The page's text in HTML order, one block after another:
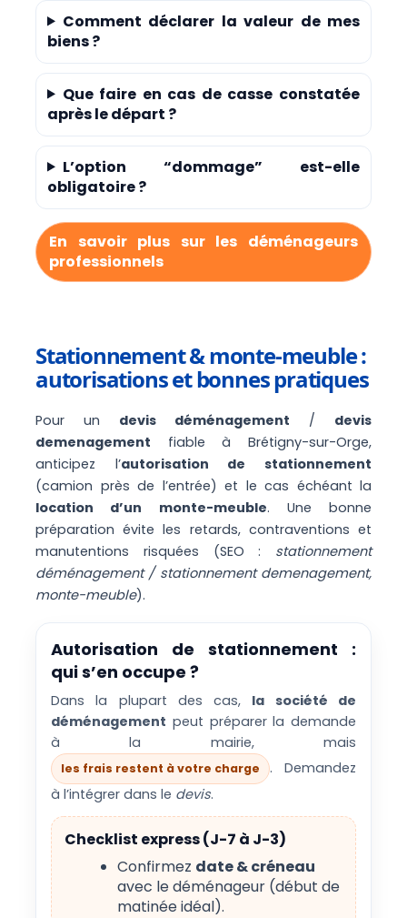
Comment déclarer la valeur de mes
biens ?
Que faire en cas de casse constatée
après le départ ?
L’option “dommage” est-elle
obligatoire ?
En savoir plus sur les déménageurs
professionnels
Stationnement & monte-meuble :
autorisations et bonnes pratiques
Pour un devis déménagement / devis
demenagement fiable à Brétigny-sur-Orge,
anticipez l’autorisation de stationnement
(camion près de l’entrée) et le cas échéant la
location d’un monte-meuble. Une bonne
préparation évite les retards, contraventions et
manutentions risquées (SEO : stationnement
déménagement / stationnement demenagement,
monte-meuble).
Autorisation de stationnement :
qui s’en occupe ?
Dans la plupart des cas, la société de
déménagement peut préparer la demande
à la mairie, mais
les frais restent à votre charge
. Demandez
à l’intégrer dans le devis.
Checklist express (J-7 à J-3)
Confirmez date & créneau
avec le déménageur (début de
matinée idéal).